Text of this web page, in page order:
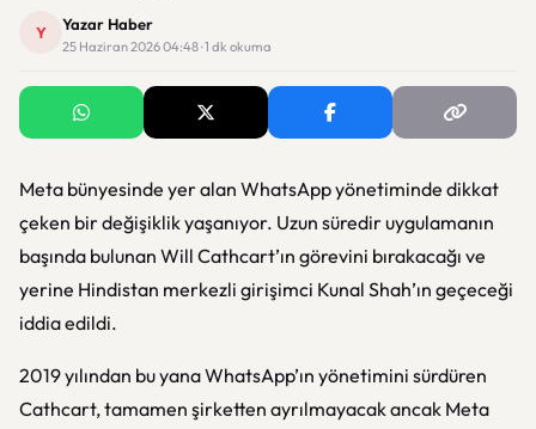
Y Yazar Haber
25 Haziran 2026 04:48 · 1 dk okuma
Meta bünyesinde yer alan WhatsAppyönetiminde dikkat
çeken bir değişiklik yaşanıyor. Uzun süredir uygulamanın
başında bulunan Will Cathcart’ın görevini bırakacağı ve
yerine Hindistan merkezli girişimci Kunal Shah’ın geçeceği
iddia edildi.
2019 yılından bu yana WhatsApp’ın yönetimini sürdüren
Cathcart, tamamen şirketten ayrılmayacak ancak Meta